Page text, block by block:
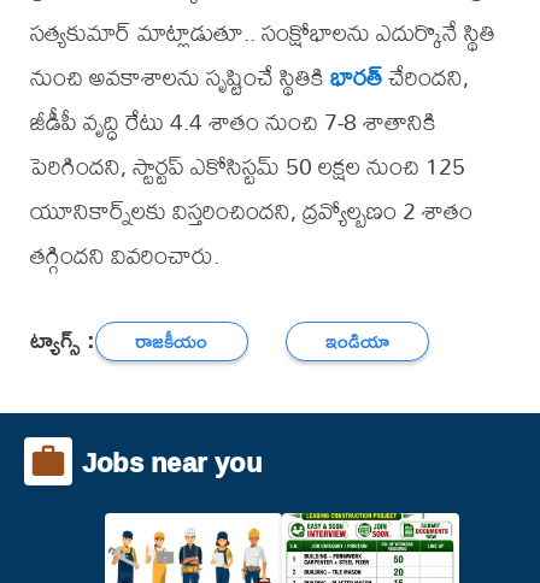
సత్యకుమార్ మాట్లాడుతూ.. సంక్షోభాలను ఎదుర్కొనే స్థితి
నుంచి అవకాశాలను సృష్టించే స్థితికిభారత్చేరిందని,
జీడీపీ వృద్ధి రేటు 4.4 శాతం నుంచి 7-8 శాతానికి
పెరిగిందని, స్టార్టప్ ఎకోసిస్టమ్ 50 లక్షల నుంచి 125
యూనికార్న్‌లకు విస్తరించిందని, ద్రవ్యోల్బణం 2 శాతం
తగ్గిందని వివరించారు.
ట్యాగ్స్ : రాజకీయం ఇండియా
Jobs near you